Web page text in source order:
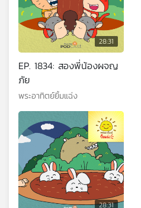
28:31
EP. 1834: สองพี่น้องผจญ
ภัย
พระอาทิตย์ยิ้มแฉ่ง
28:31